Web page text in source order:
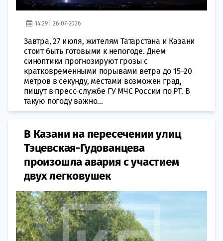
14:29 | 26-07-2026
Завтра, 27 июля, жителям Татарстана и Казани
стоит быть готовыми к непогоде. Днем
синоптики прогнозируют грозы с
кратковременными порывами ветра до 15–20
метров в секунду, местами возможен град,
пишут в пресс-службе ГУ МЧС России по РТ. В
такую погоду важно...
В Казани на пересечении улиц
Тэцевская-Гудованцева
произошла авария с участием
двух легковушек